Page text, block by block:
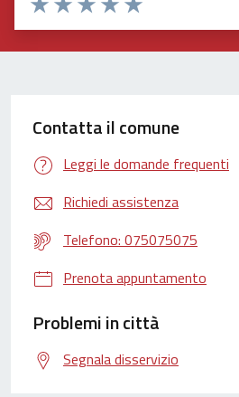
Valuta 5 stelle su 5
Valuta 4 stelle su 5
Valuta 3 stelle su 5
Valuta 2 stelle su 5
Valuta 1 stelle su 5
Contatta il comune
Leggi le domande frequenti
Richiedi assistenza
Telefono: 075075075
Prenota appuntamento
Problemi in città
Segnala disservizio